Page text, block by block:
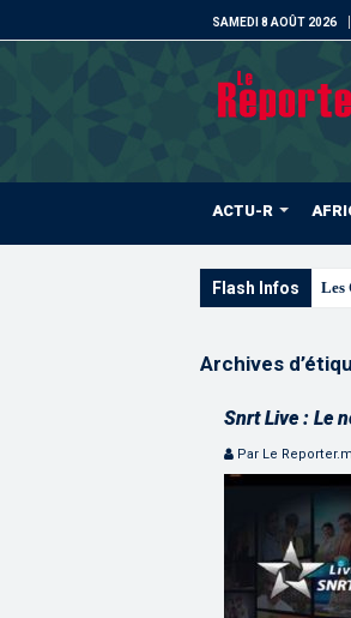
SAMEDI 8 AOÛT 2026
ACTU-R
Flash Infos Les
Archives
Snrt Live : Le
Par Le